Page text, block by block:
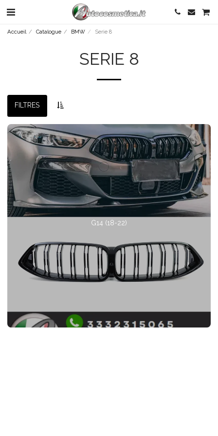
Accueil Catalogue BMW Serie 8
SERIE 8
FILTRES
G14 (18-22)